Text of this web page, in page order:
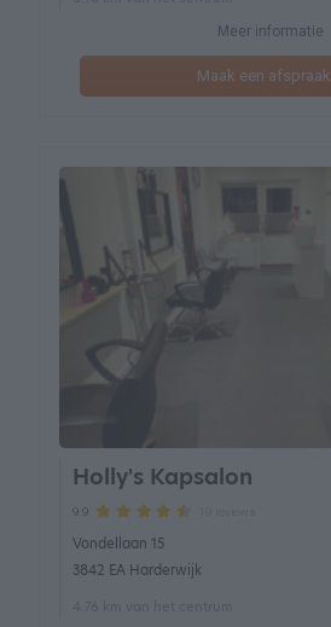
Meer informatie
Maak een afspraak
Holly's Kapsalon
9.9
Vondellaan 15
3842 EA Harderwijk